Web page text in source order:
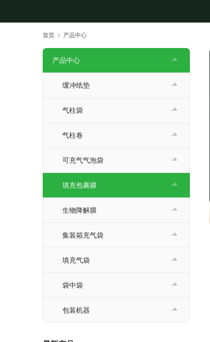
首页 产品中心
产品中心
缓冲纸垫
气柱袋
气柱卷
可充气气泡袋
填充包裹膜
生物降解膜
集装箱充气袋
填充气袋
袋中袋
包装机器